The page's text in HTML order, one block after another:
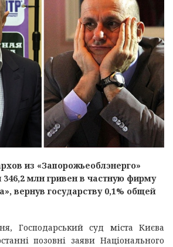
из «Запорожьеоблэнерго»
млн гривен в частную фирму
вернув государству 0,1% общей
Господарський суд міста Києва
позовні заяви Національного